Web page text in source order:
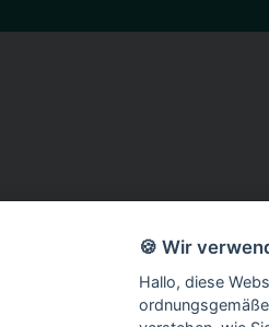
🍪 Wir
Hallo, diese